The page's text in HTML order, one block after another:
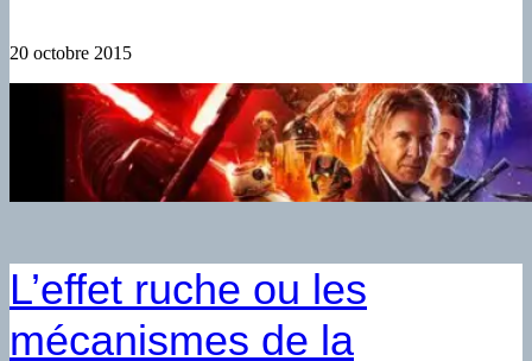
20 octobre 2015
L’effet ruche ou les
mécanismes de la